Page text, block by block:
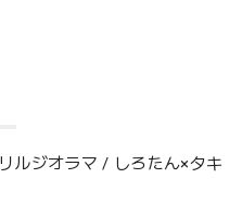
ルジオラマ / しろたん×タキ